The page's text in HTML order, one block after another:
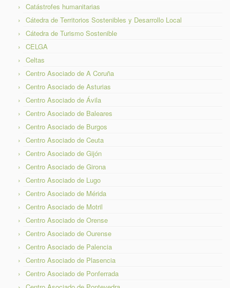
Catástrofes humanitarias
Cátedra de Territorios Sostenibles y Desarrollo Local
Cátedra de Turismo Sostenible
CELGA
Celtas
Centro Asociado de A Coruña
Centro Asociado de Asturias
Centro Asociado de Ávila
Centro Asociado de Baleares
Centro Asociado de Burgos
Centro Asociado de Ceuta
Centro Asociado de Gijón
Centro Asociado de Girona
Centro Asociado de Lugo
Centro Asociado de Mérida
Centro Asociado de Motril
Centro Asociado de Orense
Centro Asociado de Ourense
Centro Asociado de Palencia
Centro Asociado de Plasencia
Centro Asociado de Ponferrada